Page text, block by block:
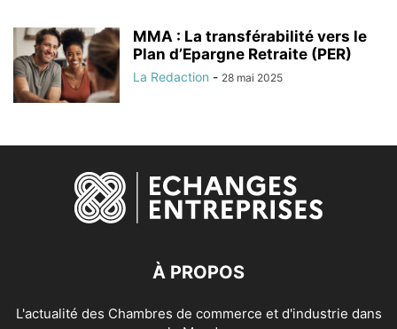
MMA : La transférabilité vers le
Plan d’Epargne Retraite (PER)
La Redaction - 28 mai 2025
À PROPOS
L'actualité des Chambres de commerce et d'industrie dans